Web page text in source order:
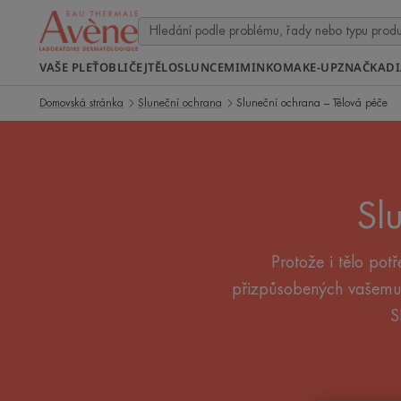
VAŠE PLEŤOBLIČEJTĚLOSLUNCEMIMINKOMAKE-UPZNAČKA
Domovská stránka Sluneční ochrana Sluneční ochrana – Tělová péče
Protože i tělo
přizpůsobených